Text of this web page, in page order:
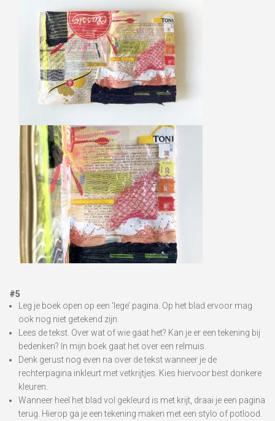
#5
Leg je boek open op een ‘lege’ pagina. Op het blad ervoor mag
ook nog niet getekend zijn.
Lees de tekst. Over wat of wie gaat het? Kan je er een tekening bij
bedenken? In mijn boek gaat het over een relmuis.
Denk gerust nog even na over de tekst wanneer je de
rechterpagina inkleurt met vetkrijtjes. Kies hiervoor best donkere
kleuren.
Wanneer heel het blad vol gekleurd is met krijt, draai je een pagina
terug. Hierop ga je een tekening maken met een stylo of potlood.